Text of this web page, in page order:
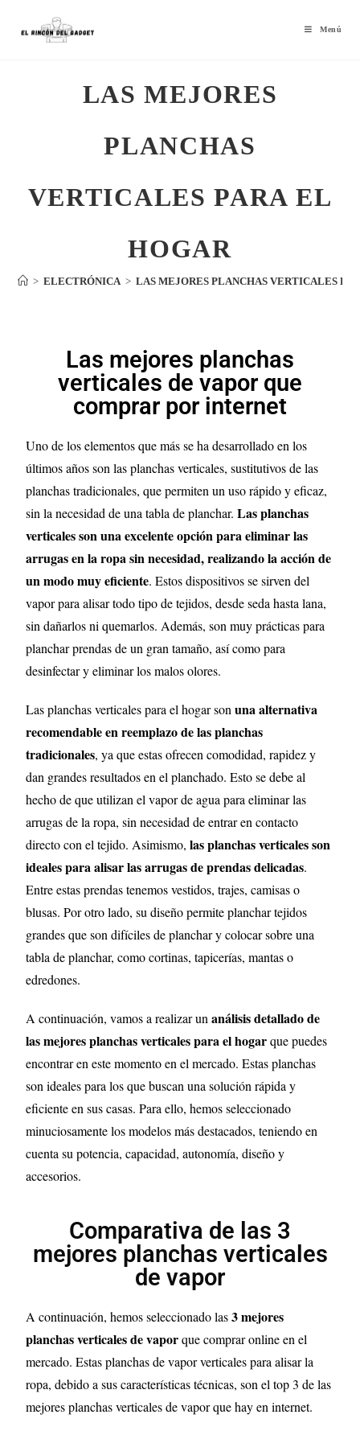
Menú
LAS MEJORES
PLANCHAS
VERTICALES PARA EL
HOGAR
> ELECTRÓNICA > LAS MEJORES PLANCHAS VERTICALES
Las mejores planchas
verticales de vapor que
comprar por internet
Uno de los elementos que más se ha desarrollado en los
últimos años son las planchas verticales, sustitutivos de las
planchas tradicionales, que permiten un uso rápido y eficaz,
sin la necesidad de una tabla de planchar. Las planchas
verticales son una excelente opción para eliminar las
arrugas en la ropa sin necesidad, realizando la acción de
un modo muy eficiente. Estos dispositivos se sirven del
vapor para alisar todo tipo de tejidos, desde seda hasta lana,
sin dañarlos ni quemarlos. Además, son muy prácticas para
planchar prendas de un gran tamaño, así como para
desinfectar y eliminar los malos olores.
Las planchas verticales para el hogar sonuna alternativa
recomendable en reemplazo de las planchas
tradicionales, ya que estas ofrecen comodidad, rapidez y
dan grandes resultados en el planchado. Esto se debe al
hecho de que utilizan el vapor de agua para eliminar las
arrugas de la ropa, sin necesidad de entrar en contacto
directo con el tejido. Asimismo,las planchas verticales son
ideales para alisar las arrugas de prendas delicadas.
Entre estas prendas tenemos vestidos, trajes, camisas o
blusas. Por otro lado, su diseño permite planchar tejidos
grandes que son difíciles de planchar y colocar sobre una
tabla de planchar, como cortinas, tapicerías, mantas o
edredones.
A continuación, vamos a realizar unanálisis detallado de
las mejores planchas verticales para el hogarque puedes
encontrar en este momento en el mercado. Estas planchas
son ideales para los que buscan una solución rápida y
eficiente en sus casas. Para ello, hemos seleccionado
minuciosamente los modelos más destacados, teniendo en
cuenta su potencia, capacidad, autonomía, diseño y
accesorios.
Comparativa de las 3
mejores planchas verticales
de vapor
A continuación, hemos seleccionado las3mejores
planchas verticales de vaporque comprar online en el
mercado. Estas planchas de vapor verticales para alisar la
ropa, debido a sus características técnicas, son el top 3 de las
mejores planchas verticales de vapor que hay en internet.